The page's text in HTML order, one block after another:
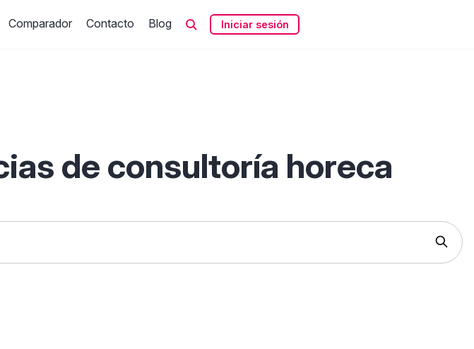
Comparador Contacto Blog Iniciar sesión
de consultoría horeca